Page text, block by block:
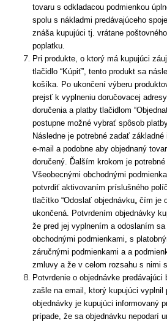
tovaru s odkladacou podmienkou
spolu s nákladmi predávajúceho
znáša kupujúci tj. vrátane
poplatku.
Pri produkte, o ktorý má kupujúci
tlačidlo “Kúpiť”, tento produkt sa
košíka. Po ukončení výberu
prejsť k vyplneniu doručovacej
doručenia a platby tlačidlom
postupne možné vybrať spôsob
Následne je potrebné zadať
e-mail a podobne aby objednaný
doručený. Ďalším krokom je
Všeobecnými obchodnými
potvrdiť aktivovaním príslušného
tlačítko “Odoslať objednávku„ čím je
ukončená. Potvrdením objednávky
že pred jej vyplnením a odoslaním
obchodnými podmienkami, s
záručnými podmienkami a a
zmluvy a že v celom rozsahu s nimi
Potvrdenie o objednávke
zašle na email, ktorý kupujúci vyplnil
objednávky je kupujúci informovaný
prípade, že sa objednávku nepodarí